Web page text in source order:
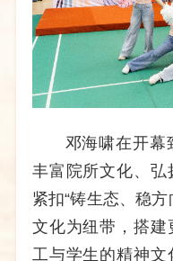
邓海啸在开幕
丰富院所文化、
紧扣“铸生态、稳
文化为纽带，搭建
工与学生的精神